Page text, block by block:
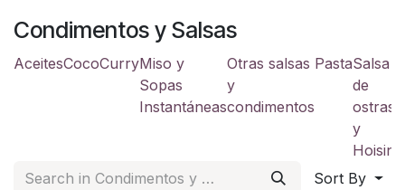
Condimentos y Salsas
AceitesCocoCurryMiso y
Sopas
Instantáneas
Otras salsas
y
condimentos
PastaSalsa
de
ostras
y
Hoisin
Sort By